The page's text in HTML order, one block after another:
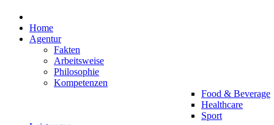
Home
Agentur
Fakten
Arbeitsweise
Philosophie
Kompetenzen
Food & Beverage
Healthcare
Sport